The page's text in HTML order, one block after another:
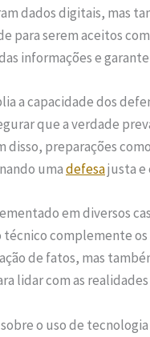
dados digitais, mas
para serem aceitos
informações e
a capacidade dos
que a verdade
preparações
umadefesajusta e
em diversos
complemente os
de fatos, mas
lidar com as
o uso de